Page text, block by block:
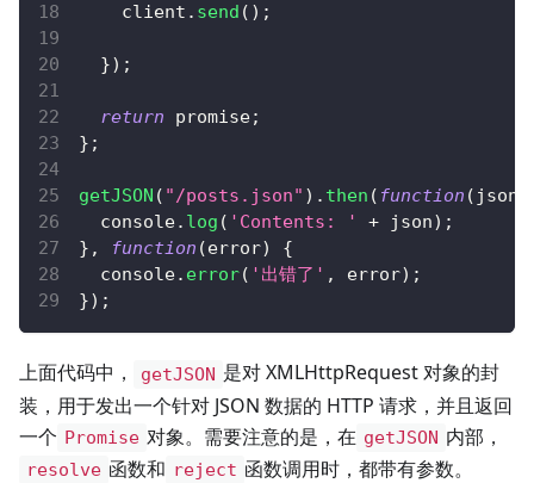
    client
. send ( ) ;
}) ;
return promise;
} ;
getJSON ( "/posts.json" ) . then ( function ( json
console. log ( 'Contents: ' + json) ;
} , function (error)
{
console. error( '出错了' , error) ;
}) ;
上面代码中， getJSON 是对 XMLHttpRequest 对象的封
装，用于发出一个针对 JSON 数据的 HTTP 请求，并且返回
一个 Promise 对象。需要注意的是，在 getJSON 内部，
resolve 函数和 reject 函数调用时，都带有参数。